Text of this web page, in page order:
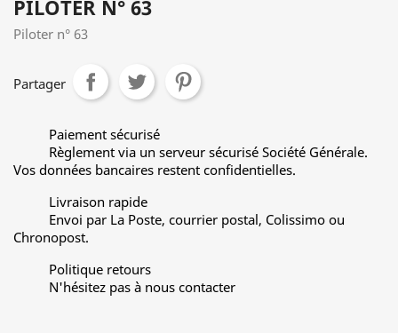
PILOTER N° 63
Piloter n° 63
Partager
Paiement sécurisé
Règlement via un serveur sécurisé Société Générale.
Vos données bancaires restent confidentielles.
Livraison rapide
Envoi par La Poste, courrier postal, Colissimo ou
Chronopost.
Politique retours
N'hésitez pas à nous contacter